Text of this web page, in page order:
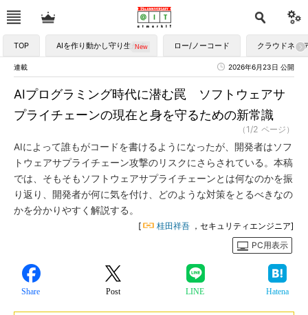
TOP AIを作り動かし守り生かす ロー/ノーコード クラウドネイ
連載 2026年6月23日 公開
AIプログラミング時代に潜む罠 ソフトウェアサ
プライチェーンの現在と身を守るための新常識
（1/2 ページ）
AIによって誰もがコードを書けるようになったが、開発者はソフ
トウェアサプライチェーン攻撃のリスクにさらされている。本稿
では、そもそもソフトウェアサプライチェーンとは何なのかを振
り返り、開発者が何に気を付け、どのような対策をとるべきなの
かを分かりやすく解説する。
[ 桂田祥吾 ，セキュリティエンジニア]
PC用表示
Share Post LINE Hatena